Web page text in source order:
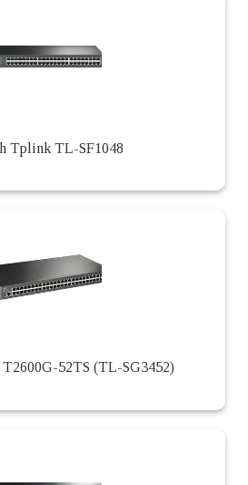
Tplink TL-SF1048
52TS (TL-SG3452)